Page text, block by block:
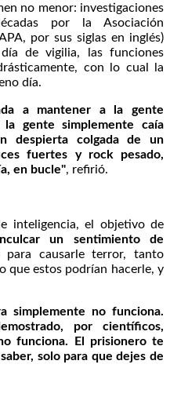
no menor: investigaciones
por la Asociación
por sus siglas en inglés)
de vigilia, las funciones
con lo cual la
día.
a mantener a la gente
gente simplemente caía
despierta colgada de un
fuertes y rock pesado,
en bucle", refirió.
inteligencia, el objetivo de
un sentimiento de
para causarle terror, tanto
que estos podrían hacerle, y
simplemente no funciona.
por científicos,
funciona. El prisionero te
solo para que dejes de